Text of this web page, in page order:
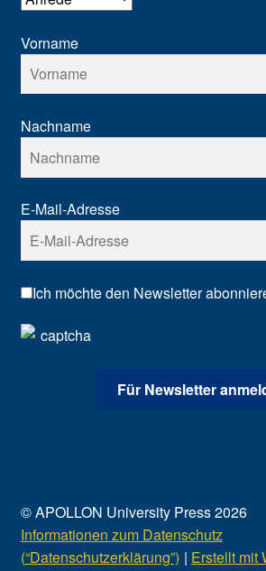
Vorname
Nachname
E-Mail-Adresse
Ich möchte den Newsletter
© APOLLON University Press 2026
Informationen zum Datenschutz
(“Datenschutzerklärung”)
Erstellt mit